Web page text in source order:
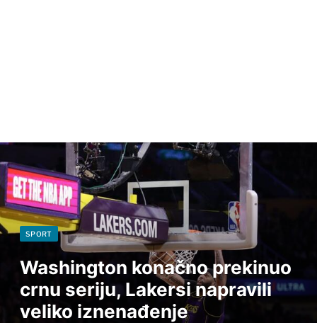
SPORT
Washington konačno prekinuo
crnu seriju, Lakersi napravili
veliko iznenađenje